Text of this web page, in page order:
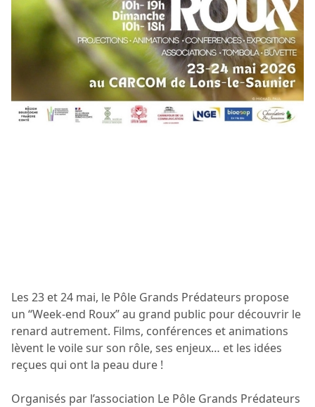
Les 23 et 24 mai, le Pôle Grands Prédateurs propose
un “Week-end Roux” au grand public pour découvrir le
renard autrement. Films, conférences et animations
lèvent le voile sur son rôle, ses enjeux… et les idées
reçues qui ont la peau dure !
Organisés par l’association Le Pôle Grands Prédateurs